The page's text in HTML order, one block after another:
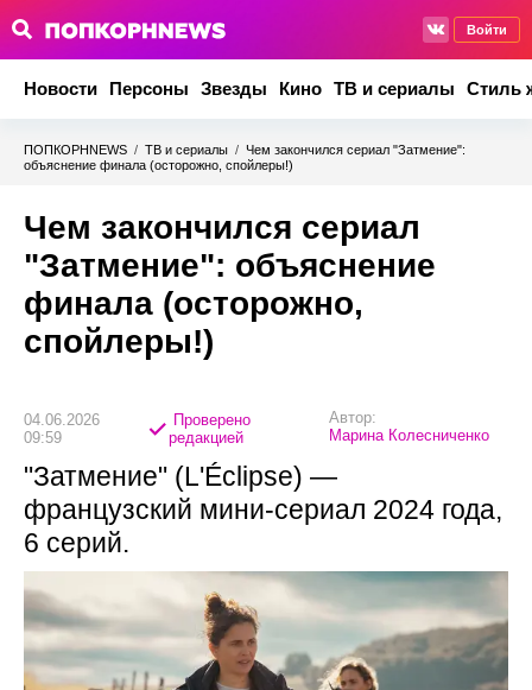
Войти
Новости Персоны Звезды Кино ТВ и сериалы Стиль
ПОПКОРНNEWS / ТВ и сериалы / Чем закончился сериал "Затмение":
объяснение финала (осторожно, спойлеры!)
Чем закончился сериал
"Затмение": объяснение
финала (осторожно,
спойлеры!)
04.06.2026
09:59
Проверено
редакцией
Автор:
Марина Колесниченко
"Затмение" (L'Éclipse) —
французский мини-сериал 2024 года,
6 серий.